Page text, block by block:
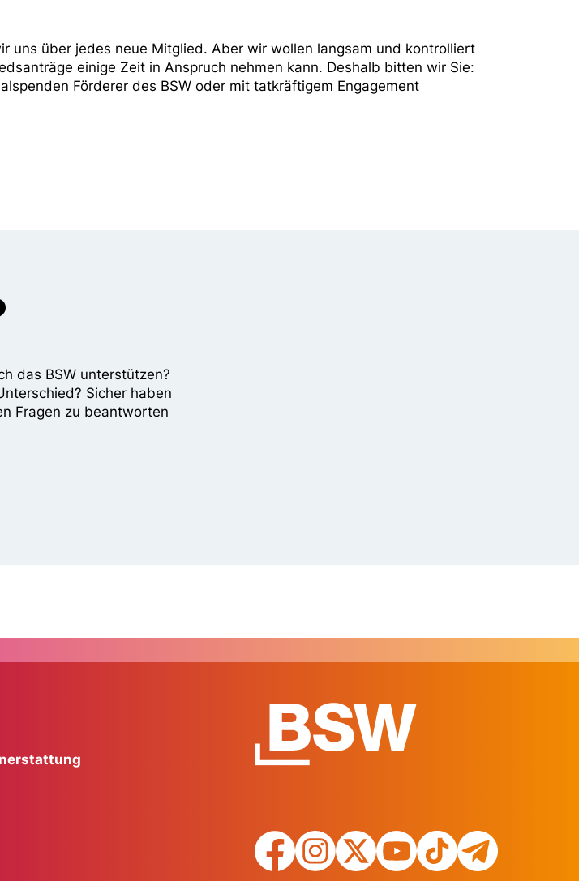
uns über jedes neue Mitglied. Aber wir wollen langsam und kontrolliert
einige Zeit in Anspruch nehmen kann. Deshalb bitten wir Sie:
Förderer des BSW oder mit tatkräftigem Engagement
das BSW unterstützen?
Sicher haben
Fragen zu beantworten